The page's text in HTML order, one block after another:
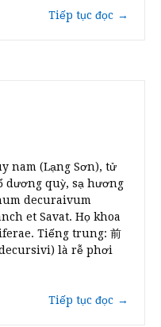
Tiếp tục đọc →
nam (Lạng Sơn), tử
dương quỳ, sạ hương
decuraivum
et Savat. Họ khoa
Tiếng trung: 前
là rễ phơi
Tiếp tục đọc →